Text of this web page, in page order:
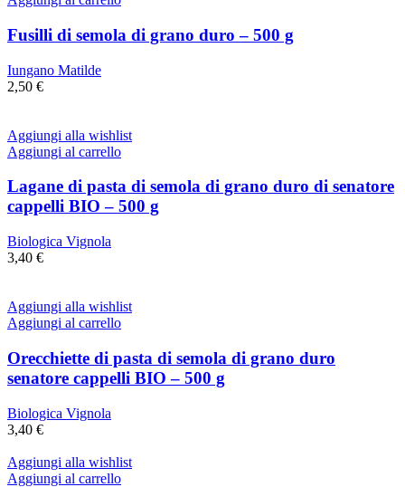
Fusilli di semola di grano duro – 500 g
Iungano Matilde
2,50 €
Aggiungi alla wishlist
Aggiungi al carrello
Lagane di pasta di semola di grano duro di senatore
cappelli BIO – 500 g
Biologica Vignola
3,40 €
Aggiungi alla wishlist
Aggiungi al carrello
Orecchiette di pasta di semola di grano duro
senatore cappelli BIO – 500 g
Biologica Vignola
3,40 €
Aggiungi alla wishlist
Aggiungi al carrello